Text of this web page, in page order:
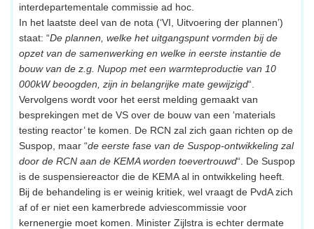
interdepartementale commissie ad hoc.
In het laatste deel van de nota (‘VI, Uitvoering der plannen’)
staat: “De plannen, welke het uitgangspunt vormden bij de
opzet van de samenwerking en welke in eerste instantie de
bouw van de z.g. Nupop met een warmteproductie van 10
000kW beoogden, zijn in belangrijke mate gewijzigd“.
Vervolgens wordt voor het eerst melding gemaakt van
besprekingen met de VS over de bouw van een ‘materials
testing reactor’ te komen. De RCN zal zich gaan richten op de
Suspop, maar “de eerste fase van de Suspop-ontwikkeling zal
door de RCN aan de KEMA worden toevertrouwd“. De Suspop
is de suspensiereactor die de KEMA al in ontwikkeling heeft.
Bij de behandeling is er weinig kritiek, wel vraagt de PvdA zich
af of er niet een kamerbrede adviescommissie voor
kernenergie moet komen. Minister Zijlstra is echter dermate